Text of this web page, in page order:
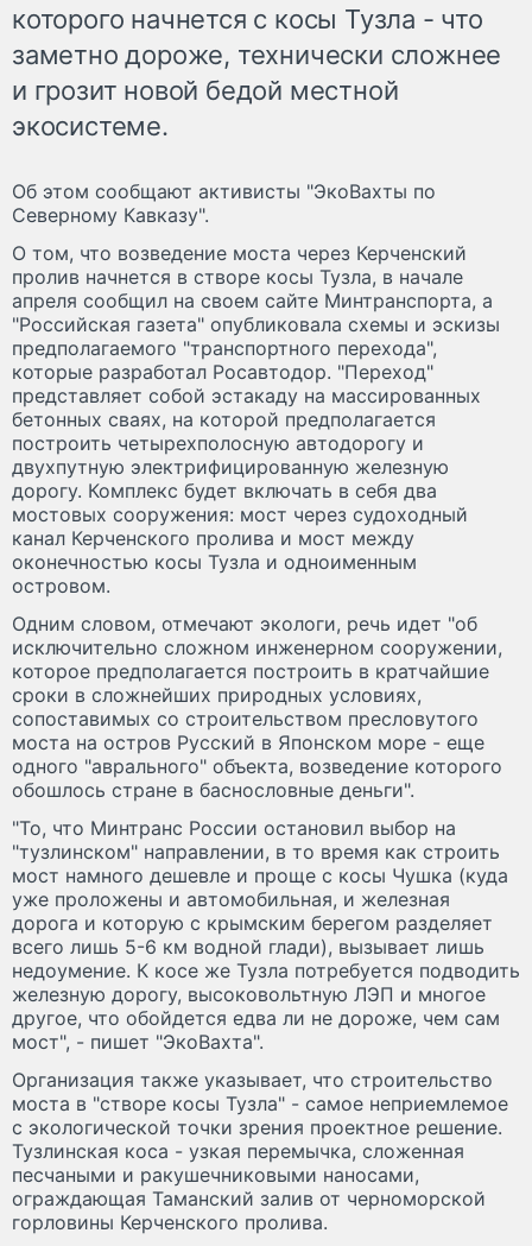
которого начнется с косы Тузла - что
заметно дороже, технически сложнее
и грозит новой бедой местной
экосистеме.
Об этом сообщают активисты "ЭкоВахты по
Северному Кавказу".
О том, что возведение моста через Керченский
пролив начнется в створе косы Тузла, в начале
апреля сообщил на своем сайте Минтранспорта, а
"Российская газета" опубликовала схемы и эскизы
предполагаемого "транспортного перехода",
которые разработал Росавтодор. "Переход"
представляет собой эстакаду на массированных
бетонных сваях, на которой предполагается
построить четырехполосную автодорогу и
двухпутную электрифицированную железную
дорогу. Комплекс будет включать в себя два
мостовых сооружения: мост через судоходный
канал Керченского пролива и мост между
оконечностью косы Тузла и одноименным
островом.
Одним словом, отмечают экологи, речь идет "об
исключительно сложном инженерном сооружении,
которое предполагается построить в кратчайшие
сроки в сложнейших природных условиях,
сопоставимых со строительством пресловутого
моста на остров Русский в Японском море - еще
одного "аврального" объекта, возведение которого
обошлось стране в баснословные деньги".
"То, что Минтранс России остановил выбор на
"тузлинском" направлении, в то время как строить
мост намного дешевле и проще с косы Чушка (куда
уже проложены и автомобильная, и железная
дорога и которую с крымским берегом разделяет
всего лишь 5-6 км водной глади), вызывает лишь
недоумение. К косе же Тузла потребуется подводить
железную дорогу, высоковольтную ЛЭП и многое
другое, что обойдется едва ли не дороже, чем сам
мост", - пишет "ЭкоВахта".
Организация также указывает, что строительство
моста в "створе косы Тузла" - самое неприемлемое
с экологической точки зрения проектное решение.
Тузлинская коса - узкая перемычка, сложенная
песчаными и ракушечниковыми наносами,
ограждающая Таманский залив от черноморской
горловины Керченского пролива.